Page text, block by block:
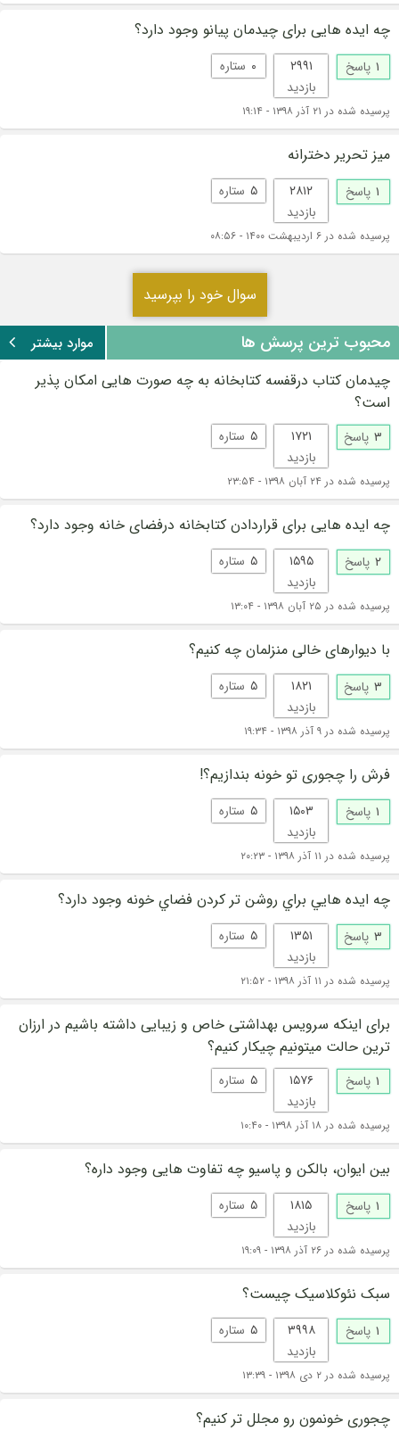
چه ایده هایی برای چیدمان پیانو وجود دارد؟
پاسخ
۲۹۹۱
بازدید
ستاره
پرسیده شده در ۲۱ آذر ۱۳۹۸ - ۱۹:۱۴
میز تحریر دخترانه
پاسخ
۲۸۱۲
بازدید
ستاره
پرسیده شده در ۶ اردیبهشت ۱۴۰۰ - ۰۸:۵۶
سوال خود را بپرسید
محبوب ترین پرسش ها موارد بیشتر
چیدمان کتاب درقفسه کتابخانه به چه صورت هایی امکان پذیر
است؟
پاسخ
۱۷۲۱
بازدید
ستاره
پرسیده شده در ۲۴ آبان ۱۳۹۸ - ۲۳:۵۴
چه ایده هایی برای قراردادن کتابخانه درفضای خانه وجود دارد؟
پاسخ
۱۵۹۵
بازدید
ستاره
پرسیده شده در ۲۵ آبان ۱۳۹۸ - ۱۳:۰۴
با دیوارهای خالی منزلمان چه کنیم؟
پاسخ
۱۸۲۱
بازدید
ستاره
پرسیده شده در ۹ آذر ۱۳۹۸ - ۱۹:۳۴
فرش را چجوری تو خونه بندازیم؟!
پاسخ
۱۵۰۳
بازدید
ستاره
پرسیده شده در ۱۱ آذر ۱۳۹۸ - ۲۰:۲۳
چه ايده هايي براي روشن تر كردن فضاي خونه وجود دارد؟
پاسخ
۱۳۵۱
بازدید
ستاره
پرسیده شده در ۱۱ آذر ۱۳۹۸ - ۲۱:۵۲
برای اینکه سرویس بهداشتی خاص و زیبایی داشته باشیم در ارزان
ترین حالت میتونیم چیکار کنیم؟
پاسخ
۱۵۷۶
بازدید
ستاره
پرسیده شده در ۱۸ آذر ۱۳۹۸ - ۱۰:۴۰
بین ایوان، بالکن و پاسیو چه تفاوت هایی وجود داره؟
پاسخ
۱۸۱۵
بازدید
ستاره
پرسیده شده در ۲۶ آذر ۱۳۹۸ - ۱۹:۰۹
سبک نئوکلاسیک چیست؟
پاسخ
۳۹۹۸
بازدید
ستاره
پرسیده شده در ۲ دی ۱۳۹۸ - ۱۳:۳۹
چجوری خونمون رو مجلل تر کنیم؟